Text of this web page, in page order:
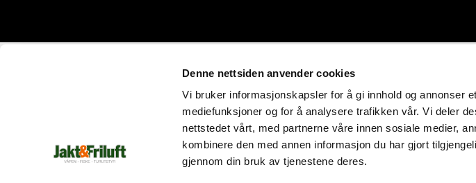
Denne nettsiden anvender cookies
Vi bruker informasjonskapsler for å gi innhold og annonser
mediefunksjoner og for å analysere trafikken vår. Vi deler
nettstedet vårt, med partnerne våre innen sosiale medier,
kombinere den med annen informasjon du har gjort
gjennom din bruk av tjenestene deres.
Vi er Norges største jakt og våpenbutikk med
et enormt utvalg innen jakt, fiske og
friluftsutstyr!